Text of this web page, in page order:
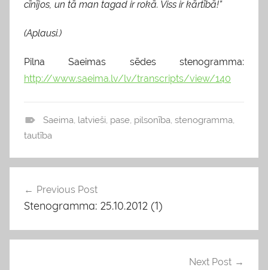
cīnījos, un tā man tagad ir rokā. Viss ir kārtībā!”
(Aplausi.)
Pilna Saeimas sēdes stenogramma:
http://www.saeima.lv/lv/transcripts/view/140
v
e
k
l
Saeima, latvieši, pase, pilsonība, stenogramma,
tautība
Ziņu
izvēlne
Previous Post
Stenogramma: 25.10.2012 (1)
Next Post